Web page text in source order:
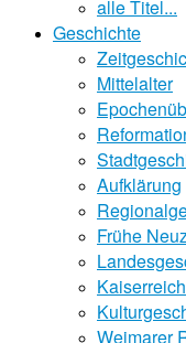
alle Titel...
Geschichte
Mittelalter
Aufklärung
Frühe
Kaiserreich
Weimarer